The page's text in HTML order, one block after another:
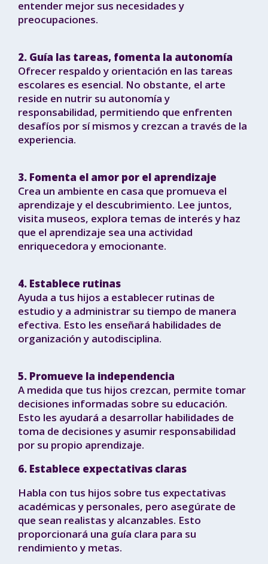
entender mejor sus necesidades y
preocupaciones.
2. Guía las tareas, fomenta la autonomía
Ofrecer respaldo y orientación en las tareas
escolares es esencial. No obstante, el arte
reside en nutrir su autonomía y
responsabilidad, permitiendo que enfrenten
desafíos por sí mismos y crezcan a través de la
experiencia.
3. Fomenta el amor por el aprendizaje
Crea un ambiente en casa que promueva el
aprendizaje y el descubrimiento. Lee juntos,
visita museos, explora temas de interés y haz
que el aprendizaje sea una actividad
enriquecedora y emocionante.
4. Establece rutinas
Ayuda a tus hijos a establecer rutinas de
estudio y a administrar su tiempo de manera
efectiva. Esto les enseñará habilidades de
organización y autodisciplina.
5. Promueve la independencia
A medida que tus hijos crezcan, permite tomar
decisiones informadas sobre su educación.
Esto les ayudará a desarrollar habilidades de
toma de decisiones y asumir responsabilidad
por su propio aprendizaje.
6. Establece expectativas claras
Habla con tus hijos sobre tus expectativas
académicas y personales, pero asegúrate de
que sean realistas y alcanzables. Esto
proporcionará una guía clara para su
rendimiento y metas.